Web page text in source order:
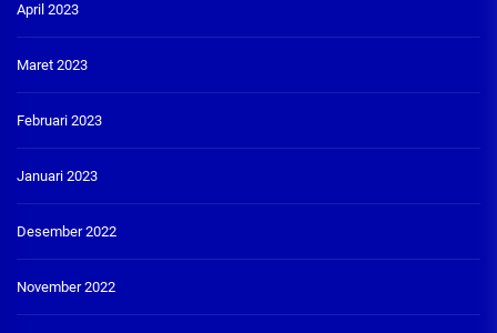
April 2023
Maret 2023
Februari 2023
Januari 2023
Desember 2022
November 2022